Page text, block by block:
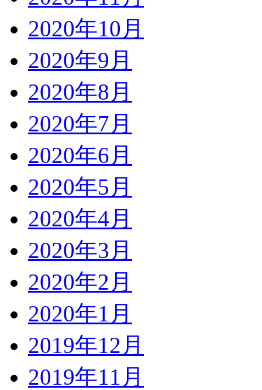
2020年10月
2020年9月
2020年8月
2020年7月
2020年6月
2020年5月
2020年4月
2020年3月
2020年2月
2020年1月
2019年12月
2019年11月